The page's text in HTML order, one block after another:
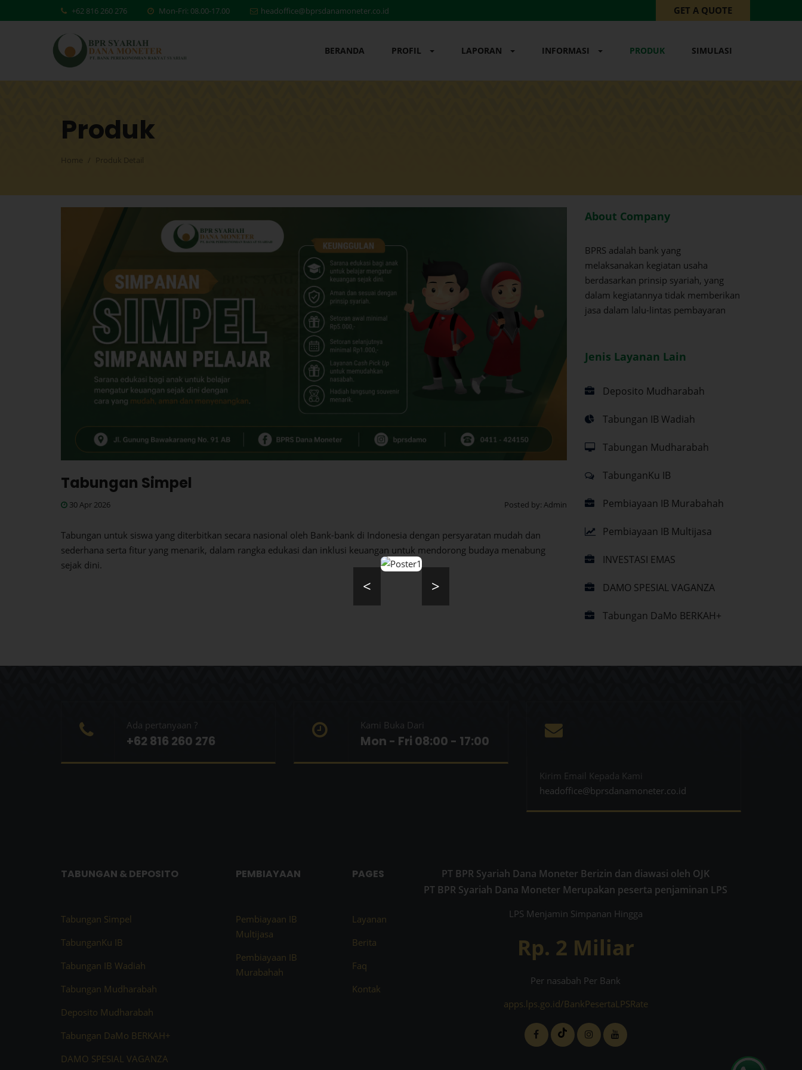
< >
+62 816 260 276 Mon-Fri: 08.00-17.00 headoffice@bprsdanamoneter.co.id GET A QUOTE
BERANDA PROFIL LAPORAN INFORMASI PRODUK SIMULASI
Produk
Home Produk Detail
Tabungan Simpel
30 Apr 2026 Posted by: Admin
Tabungan untuk siswa yang diterbitkan secara nasional oleh Bank-bank di Indonesia dengan persyaratan mudah dan
sederhana serta fitur yang menarik, dalam rangka edukasi dan inklusi keuangan untuk mendorong budaya menabung
sejak dini.
About Company
BPRS adalah bank yang
melaksanakan kegiatan usaha
berdasarkan prinsip syariah, yang
dalam kegiatannya tidak memberikan
jasa dalam lalu-lintas pembayaran
Jenis Layanan Lain
Deposito Mudharabah
Tabungan IB Wadiah
Tabungan Mudharabah
TabunganKu IB
Pembiayaan IB Murabahah
Pembiayaan IB Multijasa
INVESTASI EMAS
DAMO SPESIAL VAGANZA
Tabungan DaMo BERKAH+
Ada pertanyaan ?
+62 816 260 276
Kami Buka Dari
Mon - Fri 08:00 - 17:00
Kirim Email Kepada Kami
headoffice@bprsdanamoneter.co.id
TABUNGAN & DEPOSITO
Tabungan Simpel
TabunganKu IB
Tabungan IB Wadiah
Tabungan Mudharabah
Deposito Mudharabah
Tabungan DaMo BERKAH+
DAMO SPESIAL VAGANZA
PEMBIAYAAN
Pembiayaan IB
Multijasa
Pembiayaan IB
Murabahah
PAGES
Layanan
Berita
Faq
Kontak
PT BPR Syariah Dana Moneter Berizin dan diawasi oleh OJK
PT BPR Syariah Dana Moneter Merupakan peserta penjaminan LPS
LPS Menjamin Simpanan Hingga
Rp. 2 Miliar
Per nasabah Per Bank
apps.lps.go.id/BankPesertaLPSRate